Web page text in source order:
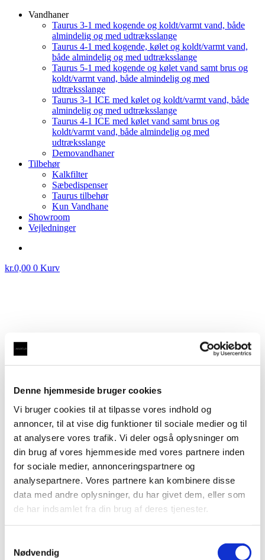
Denne hjemmeside bruger cookies
Vi bruger cookies til at tilpasse vores indhold og
annoncer, til at vise dig funktioner til sociale medier og til
at analysere vores trafik. Vi deler også oplysninger om
din brug af vores hjemmeside med vores partnere inden
for sociale medier, annonceringspartnere og
analysepartnere. Vores partnere kan kombinere disse
data med andre oplysninger, du har givet dem, eller som
de har indsamlet fra din brug af deres tjenester.
Nødvendig
Vandhaner
Taurus 3-1 med kogende og koldt/varmt vand, både
almindelig og med udtræksslange
Taurus 4-1 med kogende, kølet og koldt/varmt vand,
både almindelig og med udtræksslange
Taurus 5-1 med kogende og kølet vand samt brus og
koldt/varmt vand, både almindelig og med
udtræksslange
Taurus 3-1 ICE med kølet og koldt/varmt vand, både
almindelig og med udtræksslange
Taurus 4-1 ICE med kølet vand samt brus og
koldt/varmt vand, både almindelig og med
udtræksslange
Demovandhaner
Tilbehør
Kalkfilter
Sæbedispenser
Taurus tilbehør
Kun Vandhane
Showroom
Vejledninger
kr.0,00 0 Kurv
Taurus 4-1 ICE med kølet vand og danskvand i krom
med firkantet tud
14.495,00
Taurus 4-1 ICE med kølet vand og danskvand i børstet
stål med rund tud kr.14.495,00
Taurus 4-1 ICE FLEX, fleksibel
udtræksslange med kølet vand og
danskvand i børstet stål med rund
tud